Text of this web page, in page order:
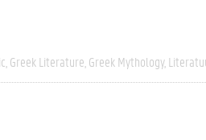
Greek Literature Greek Mythology